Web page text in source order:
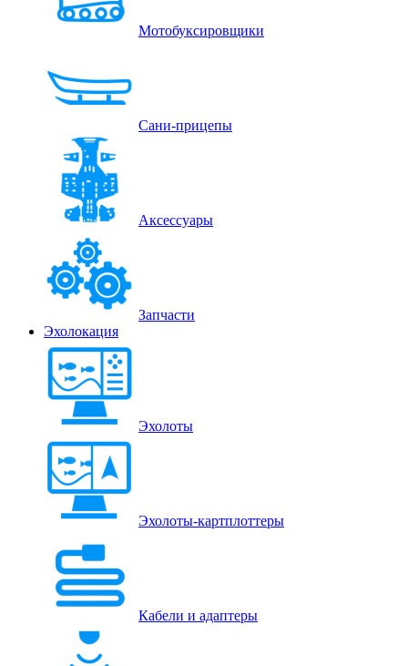
Мотобуксировщики
Сани-прицепы
Аксессуары
Запчасти
Эхолокация
Эхолоты
Эхолоты-картплоттеры
Кабели и адаптеры